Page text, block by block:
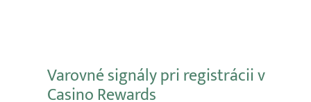
Varovné signály pri registrácii v
Casino Rewards